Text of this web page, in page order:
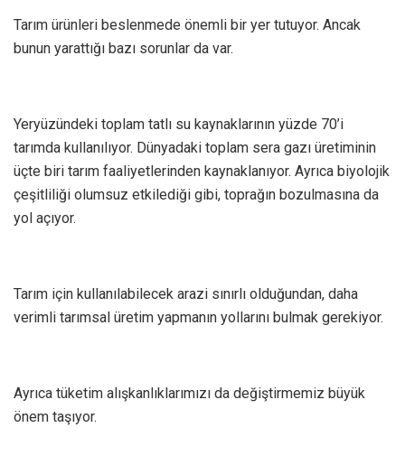
Tarım ürünleri beslenmede önemli bir yer tutuyor. Ancak
bunun yarattığı bazı sorunlar da var.
Yeryüzündeki toplam tatlı su kaynaklarının yüzde 70’i
tarımda kullanılıyor. Dünyadaki toplam sera gazı üretiminin
üçte biri tarım faaliyetlerinden kaynaklanıyor. Ayrıca biyolojik
çeşitliliği olumsuz etkilediği gibi, toprağın bozulmasına da
yol açıyor.
Tarım için kullanılabilecek arazi sınırlı olduğundan, daha
verimli tarımsal üretim yapmanın yollarını bulmak gerekiyor.
Ayrıca tüketim alışkanlıklarımızı da değiştirmemiz büyük
önem taşıyor.